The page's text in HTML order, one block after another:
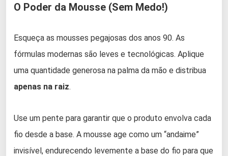
O Poder da Mousse (Sem Medo!)
Esqueça as mousses pegajosas dos anos 90. As
fórmulas modernas são leves e tecnológicas. Aplique
uma quantidade generosa na palma da mão e distribua
apenas na raiz.
Use um pente para garantir que o produto envolva cada
fio desde a base. A mousse age como um “andaime”
invisível, endurecendo levemente a base do fio para que